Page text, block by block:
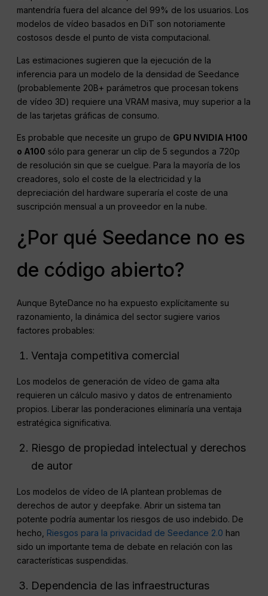
mantendría fuera del alcance del 99% de los usuarios. Los
modelos de vídeo basados en DiT son notoriamente
costosos desde el punto de vista computacional.
Las estimaciones sugieren que la ejecución de la
inferencia para un modelo de la densidad de Seedance
(probablemente 20B+ parámetros que procesan tokens
de vídeo 3D) requiere una VRAM masiva, muy superior a la
de las tarjetas gráficas de consumo.
Es probable que necesite un grupo de GPU NVIDIA H100
o A100 sólo para generar un clip de 5 segundos a 720p
de resolución sin que se cuelgue. Para la mayoría de los
creadores, solo el coste de la electricidad y la
depreciación del hardware superaría el coste de una
suscripción mensual a un proveedor en la nube.
¿Por qué Seedance no es
de código abierto?
Aunque ByteDance no ha expuesto explícitamente su
razonamiento, la dinámica del sector sugiere varios
factores probables:
Ventaja competitiva comercial
Los modelos de generación de vídeo de gama alta
requieren un cálculo masivo y datos de entrenamiento
propios. Liberar las ponderaciones eliminaría una ventaja
estratégica significativa.
Riesgo de propiedad intelectual y derechos
de autor
Los modelos de vídeo de IA plantean problemas de
derechos de autor y deepfake. Abrir un sistema tan
potente podría aumentar los riesgos de uso indebido. De
hecho, Riesgos para la privacidad de Seedance 2.0 han
sido un importante tema de debate en relación con las
características suspendidas.
Dependencia de las infraestructuras